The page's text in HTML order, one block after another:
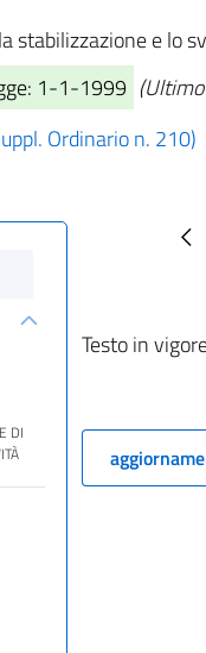
stabilizzazione e lo
1-1-1999
Ordinario n. 210)
DI
Testo in